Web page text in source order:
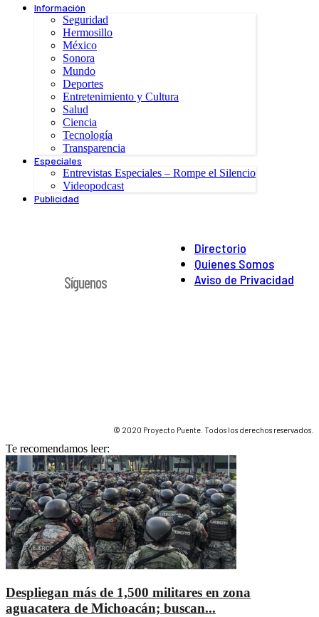
Información
Seguridad
Hermosillo
México
Sonora
Mundo
Deportes
Entretenimiento y Cultura
Salud
Ciencia
Tecnología
Transparencia
Especiales
Entrevistas Especiales – Rompe el Silencio
Videopodcast
Publicidad
Directorio
Quienes Somos
Aviso de Privacidad
Síguenos
© 2020 Proyecto Puente. Todos los derechos reservados.
Te recomendamos leer:
Despliegan más de 1,500 militares en zona
aguacatera de Michoacán; buscan...